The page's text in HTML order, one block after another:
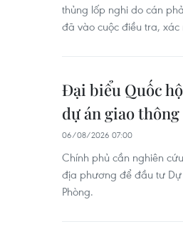
thủng lốp nghi do cán
đã vào cuộc điều tra, xác
Đại biểu Quốc
dự án giao thông
06/08/2026 07:00
Chính phủ cần nghiên
địa phương để đầu tư
Phòng.